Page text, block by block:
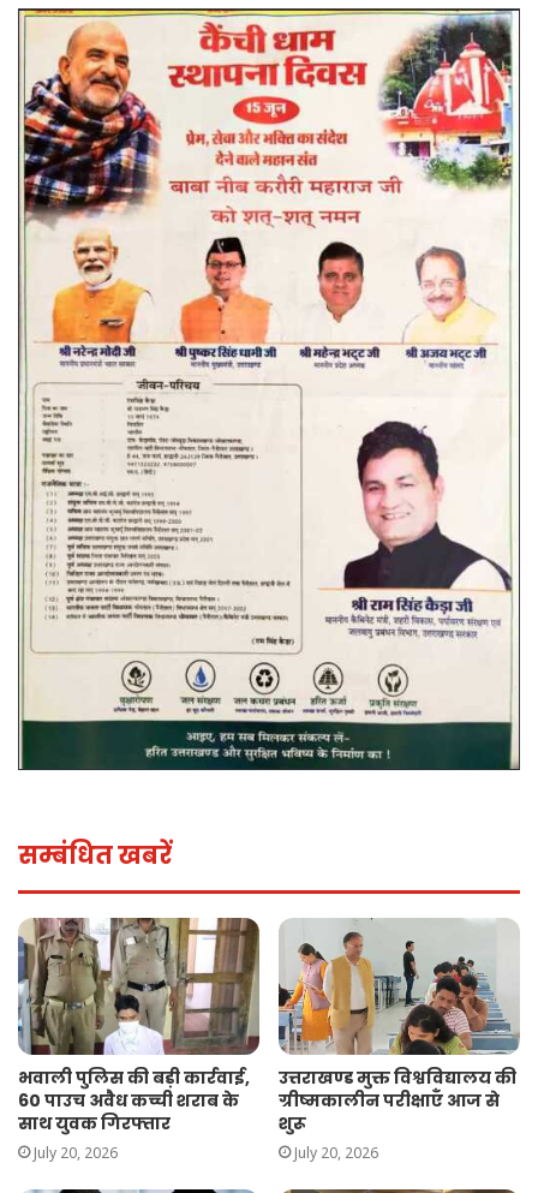
सम्बंधित खबरें
भवाली पुलिस की बड़ी कार्रवाई,
60 पाउच अवैध कच्ची शराब के
साथ युवक गिरफ्तार
July 20, 2026
उत्तराखण्ड मुक्त विश्वविद्यालय की
ग्रीष्मकालीन परीक्षाएँ आज से
शुरू
July 20, 2026